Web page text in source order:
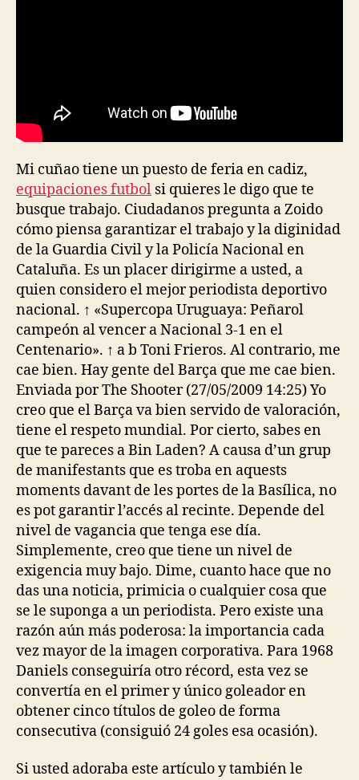
Mi cuñao tiene un puesto de feria en cadiz,
equipaciones futbol si quieres le digo que te
busque trabajo. Ciudadanos pregunta a Zoido
cómo piensa garantizar el trabajo y la diginidad
de la Guardia Civil y la Policía Nacional en
Cataluña. Es un placer dirigirme a usted, a
quien considero el mejor periodista deportivo
nacional. ↑ «Supercopa Uruguaya: Peñarol
campeón al vencer a Nacional 3-1 en el
Centenario». ↑ a b Toni Frieros. Al contrario, me
cae bien. Hay gente del Barça que me cae bien.
Enviada por The Shooter (27/05/2009 14:25) Yo
creo que el Barça va bien servido de valoración,
tiene el respeto mundial. Por cierto, sabes en
que te pareces a Bin Laden? A causa d’un grup
de manifestants que es troba en aquests
moments davant de les portes de la Basílica, no
es pot garantir l’accés al recinte. Depende del
nivel de vagancia que tenga ese día.
Simplemente, creo que tiene un nivel de
exigencia muy bajo. Dime, cuanto hace que no
das una noticia, primicia o cualquier cosa que
se le suponga a un periodista. Pero existe una
razón aún más poderosa: la importancia cada
vez mayor de la imagen corporativa. Para 1968
Daniels conseguiría otro récord, esta vez se
convertía en el primer y único goleador en
obtener cinco títulos de goleo de forma
consecutiva (consiguió 24 goles esa ocasión).
Si usted adoraba este artículo y también le